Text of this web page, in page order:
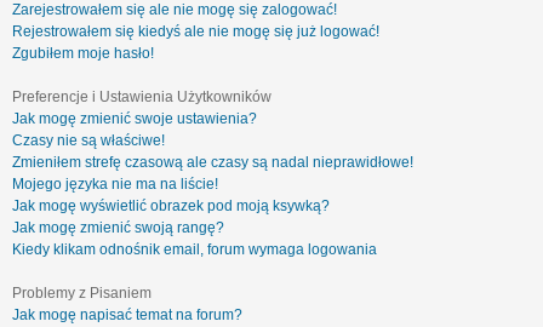
Zarejestrowałem się ale nie mogę się zalogować!
Rejestrowałem się kiedyś ale nie mogę się już logować!
Zgubiłem moje hasło!
Preferencje i Ustawienia Użytkowników
Jak mogę zmienić swoje ustawienia?
Czasy nie są właściwe!
Zmieniłem strefę czasową ale czasy są nadal nieprawidłowe!
Mojego języka nie ma na liście!
Jak mogę wyświetlić obrazek pod moją ksywką?
Jak mogę zmienić swoją rangę?
Kiedy klikam odnośnik email, forum wymaga logowania
Problemy z Pisaniem
Jak mogę napisać temat na forum?